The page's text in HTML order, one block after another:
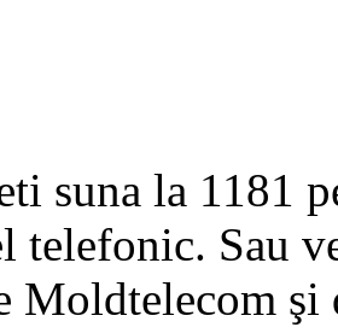
suna la 1181
telefonic. Sau
Moldtelecom şi